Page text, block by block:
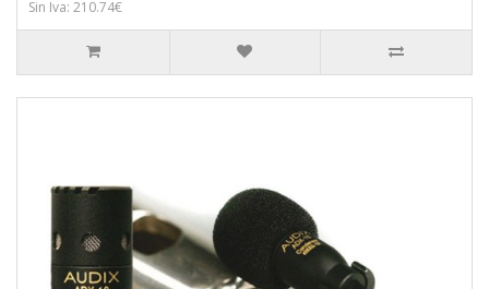
Sin Iva: 210.74€